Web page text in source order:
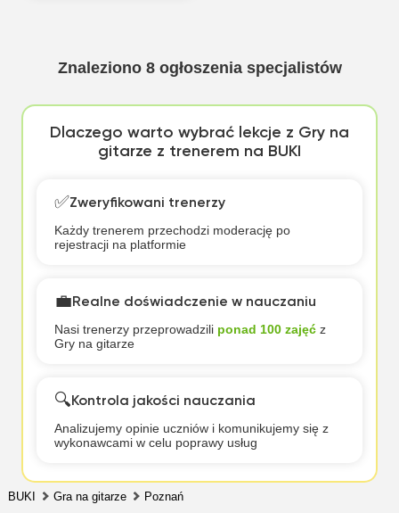
Znaleziono 8 ogłoszenia specjalistów
Dlaczego warto wybrać lekcje z Gry na
gitarze z trenerem na BUKI
✅Zweryfikowani trenerzy
Każdy trenerem przechodzi moderację po
rejestracji na platformie
💼Realne doświadczenie w nauczaniu
Nasi trenerzy przeprowadzili ponad 100 zajęćz
Gry na gitarze
🔍Kontrola jakości nauczania
Analizujemy opinie uczniów i komunikujemy się z
wykonawcami w celu poprawy usług
BUKI Gra na gitarze Poznań